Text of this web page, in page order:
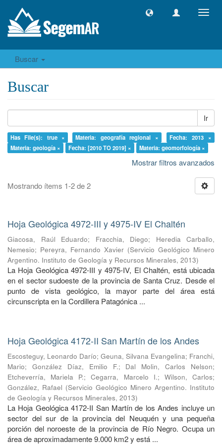
Buscar
Buscar
Ir
Has File(s): true × Materia: geografía regional ×
Fecha: 2013 ×
Materia: geología ×
Fecha: [2010 TO 2019] × Materia: geomorfología ×
Mostrar filtros avanzados
Mostrando ítems 1-2 de 2
Hoja Geológica 4972-III y 4975-IV El Chaltén
Giacosa, Raúl Eduardo; Fracchia, Diego; Heredia Carballo,
Nemesio; Pereyra, Fernando Xavier (Servicio Geológico Minero
Argentino. Instituto de Geología y Recursos Minerales, 2013)
La Hoja Geológica 4972-III y 4975-IV, El Chaltén, está ubicada
en el sector sudoeste de la provincia de Santa Cruz. Desde el
punto de vista geológico, la mayor parte del área está
circunscripta en la Cordillera Patagónica ...
Hoja Geológica 4172-II San Martín de los Andes
Escosteguy, Leonardo Darío; Geuna, Silvana Evangelina; Franchi,
Mario; González Díaz, Emilio F.; Dal Molin, Carlos Nelson;
Etcheverría, Mariela P.;Cegarra, Marcelo I.; Wilson, Carlos;
González, Rafael (Servicio Geológico Minero Argentino. Instituto
de Geología y Recursos Minerales, 2013)
La Hoja Geológica 4172-II San Martín de los Andes incluye un
sector del sur de la provincia del Neuquén y una pequeña
porción del noroeste de la provincia de Río Negro. Ocupa un
área de aproximadamente 9.000 km2 y está ...